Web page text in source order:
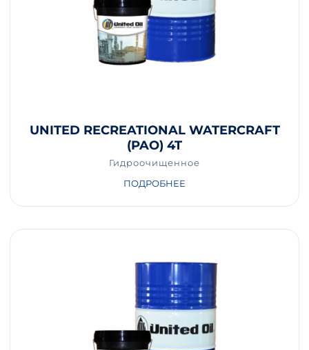
UNITED RECREATIONAL WATERCRAFT
(PAO) 4T
Гидроочищенное
ПОДРОБНЕЕ